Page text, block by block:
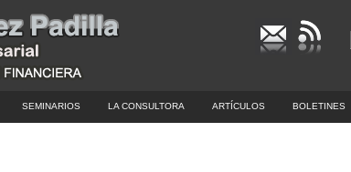
SEMINARIOS LA CONSULTORA ARTÍCULOS BOLETINES